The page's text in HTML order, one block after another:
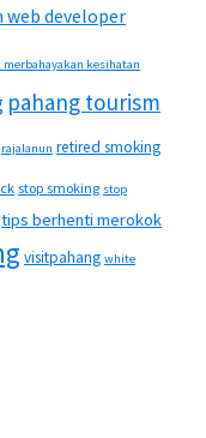
web developer
merbahayakan kesihatan
pahang tourism
rajalanun retired smoking
stop smoking stop
tips berhenti merokok
visitpahang white